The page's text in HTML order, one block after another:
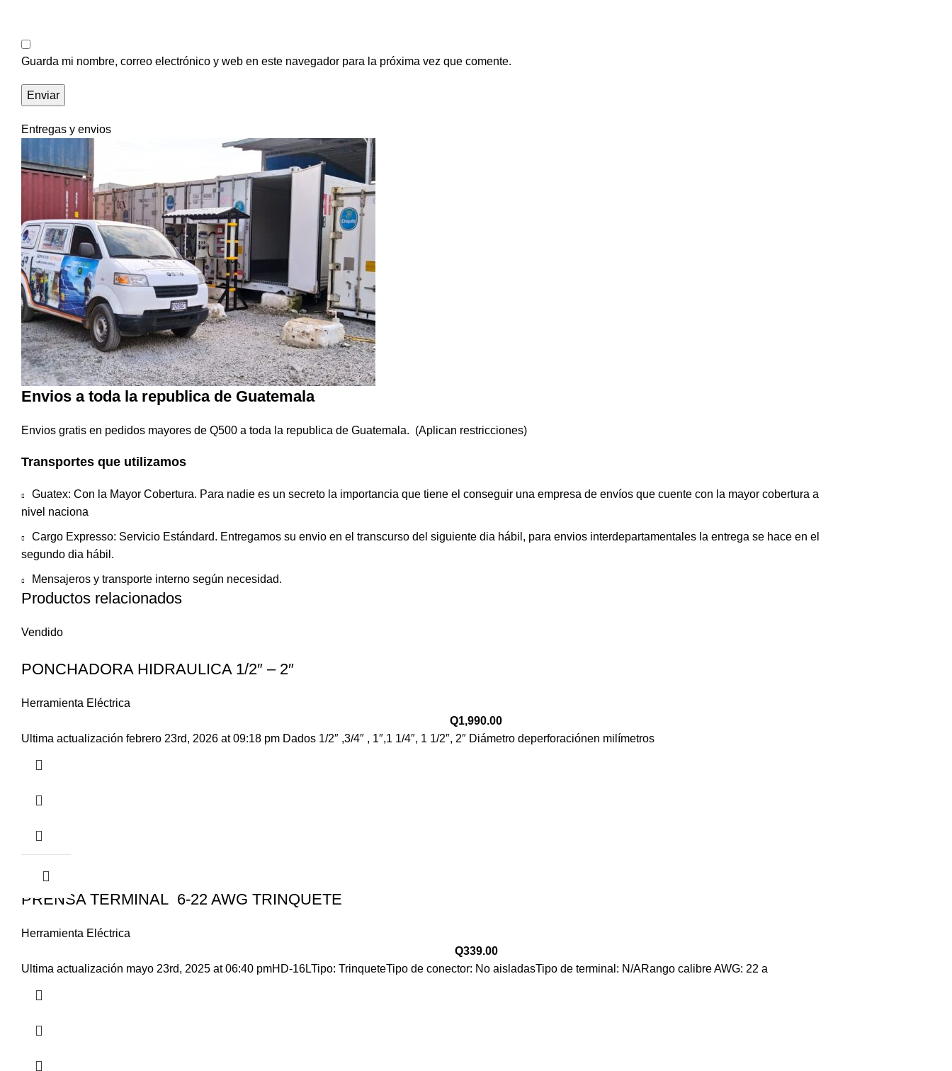
Guarda mi nombre, correo electrónico y web en este navegador para la próxima vez que comente.
Entregas y envios
Envios a toda la republica de Guatemala
Envios gratis en pedidos mayores de Q500 a toda la republica de Guatemala. (Aplican restricciones)
Transportes que utilizamos
Guatex: Con la Mayor Cobertura. Para nadie es un secreto la importancia que tiene el conseguir una empresa de envíos que cuente con la mayor cobertura a
nivel naciona
Cargo Expresso: Servicio Estándard. Entregamos su envio en el transcurso del siguiente dia hábil, para envios interdepartamentales la entrega se hace en el
segundo dia hábil.
Mensajeros y transporte interno según necesidad.
Productos relacionados
Vendido
PONCHADORA HIDRAULICA 1/2″ – 2″
Herramienta Eléctrica
Q1,990.00
Ultima actualización febrero 23rd, 2026 at 09:18 pm Dados 1/2″ ,3/4″ , 1″,1 1/4″, 1 1/2″, 2″ Diámetro deperforaciónen milímetros
PRENSA TERMINAL 6-22 AWG TRINQUETE
Herramienta Eléctrica
Q339.00
Ultima actualización mayo 23rd, 2025 at 06:40 pmHD-16LTipo: TrinqueteTipo de conector: No aisladasTipo de terminal: N/ARango calibre AWG: 22 a